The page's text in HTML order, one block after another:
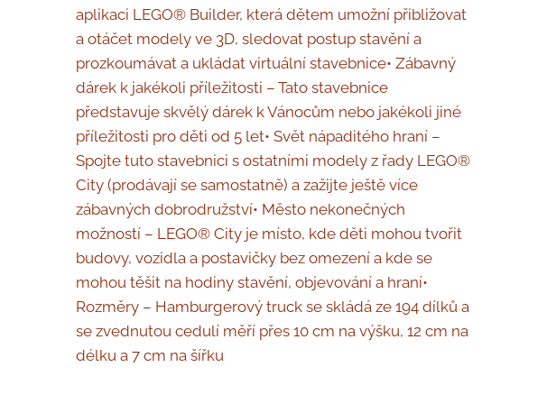
aplikaci LEGO® Builder, která dětem umožní přibližovat
a otáčet modely ve 3D, sledovat postup stavění a
prozkoumávat a ukládat virtuální stavebnice• Zábavný
dárek k jakékoli příležitosti – Tato stavebnice
představuje skvělý dárek k Vánocům nebo jakékoli jiné
příležitosti pro děti od 5 let• Svět nápaditého hraní –
Spojte tuto stavebnici s ostatními modely z řady LEGO®
City (prodávají se samostatně) a zažijte ještě více
zábavných dobrodružství• Město nekonečných
možností – LEGO® City je místo, kde děti mohou tvořit
budovy, vozidla a postavičky bez omezení a kde se
mohou těšit na hodiny stavění, objevování a hraní•
Rozměry – Hamburgerový truck se skládá ze 194 dílků a
se zvednutou cedulí měří přes 10 cm na výšku, 12 cm na
délku a 7 cm na šířku